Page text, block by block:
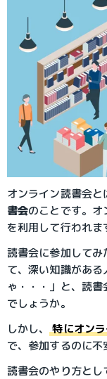
オンライン読書会と
書会のことです。
を利用して行われま
読書会に参加して
て、深い知識があ
ゃ・・・」と、読
でしょうか。
しかし、特にオン
で、参加するのに不
読書会のやり方と